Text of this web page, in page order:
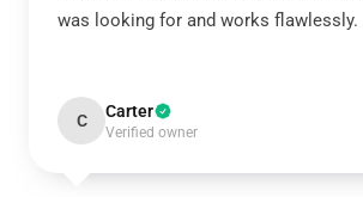
was looking for and works flawlessly.
C Carter
Verified owner